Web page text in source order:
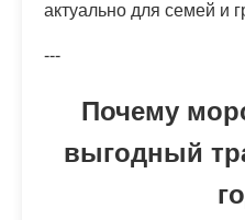
актуально для семей и
---
Почему
выгодный